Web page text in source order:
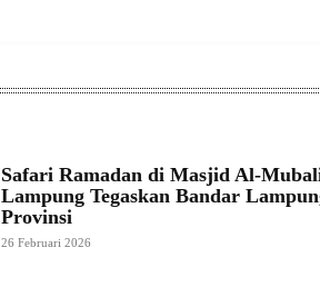
Safari Ramadan di Masjid Al-
Lampung Tegaskan Bandar
Provinsi
26 Februari 2026